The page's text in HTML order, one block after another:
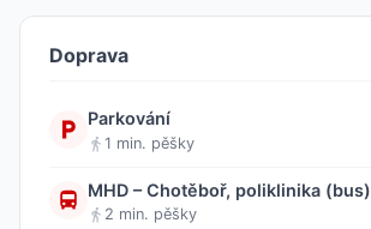
Doprava
Parkování
1 min. pěšky
MHD – Chotěboř, poliklinika (bus)
2 min. pěšky